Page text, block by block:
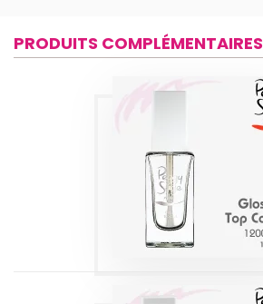
PRODUITS COMPLÉMENTAIRES
SAGE
Produits